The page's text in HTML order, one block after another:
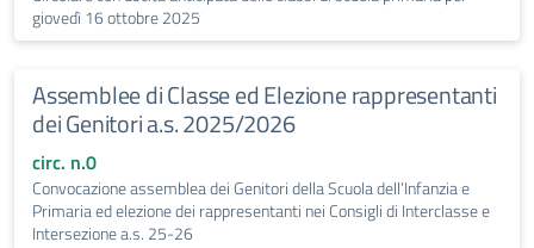
giovedì 16 ottobre 2025
Assemblee di Classe ed Elezione rappresentanti
dei Genitori a.s. 2025/2026
circ. n.0
Convocazione assemblea dei Genitori della Scuola dell’Infanzia e
Primaria ed elezione dei rappresentanti nei Consigli di Interclasse e
Intersezione a.s. 25-26